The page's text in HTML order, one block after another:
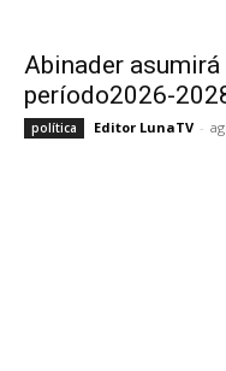
Abinader
período2026-
política Editor LunaTV -